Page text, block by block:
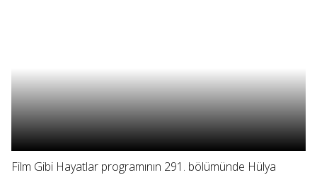
Film Gibi Hayatlar programının 291. bölümünde Hülya